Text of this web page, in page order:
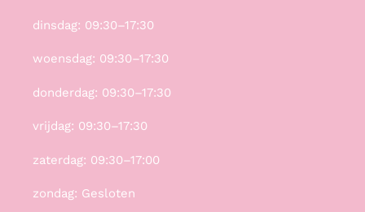
dinsdag: 09:30–17:30
woensdag: 09:30–17:30
donderdag: 09:30–17:30
vrijdag: 09:30–17:30
zaterdag: 09:30–17:00
zondag: Gesloten